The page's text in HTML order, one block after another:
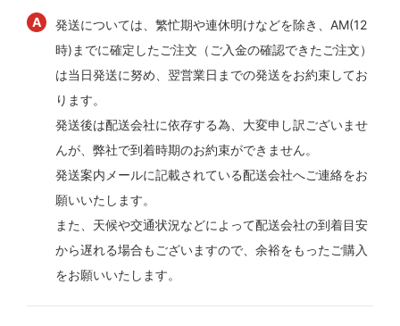
発送については、繁忙期や連休明けなどを除き、AM(12
時)までに確定したご注文（ご入金の確認できたご注文）
は当日発送に努め、翌営業日までの発送をお約束してお
ります。
発送後は配送会社に依存する為、大変申し訳ございませ
んが、弊社で到着時期のお約束ができません。
発送案内メールに記載されている配送会社へご連絡をお
願いいたします。
また、天候や交通状況などによって配送会社の到着目安
から遅れる場合もございますので、余裕をもったご購入
をお願いいたします。